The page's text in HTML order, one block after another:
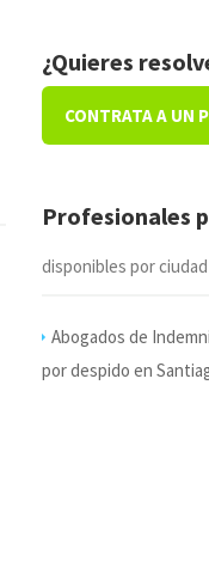
¿Quieres
CONTRATA A UN
Profesionales
disponibles por ciudad
Abogados de
por despido en